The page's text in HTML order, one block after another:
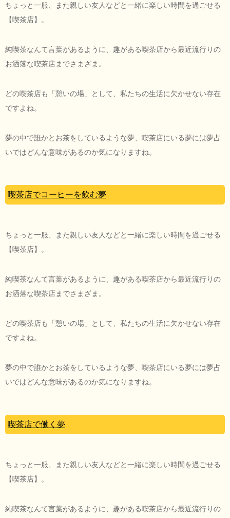
ちょっと一服、また親しい友人などと一緒に楽しい時間を過ごせる
【喫茶店】。
純喫茶なんて言葉があるように、趣がある喫茶店から最近流行りの
お洒落な喫茶店までさまざま。
どの喫茶店も「憩いの場」として、私たちの生活に欠かせない存在
ですよね。
夢の中で誰かとお茶をしているような夢、喫茶店にいる夢には夢占
いではどんな意味があるのか気になりますね。
喫茶店でコーヒーを飲む夢
ちょっと一服、また親しい友人などと一緒に楽しい時間を過ごせる
【喫茶店】。
純喫茶なんて言葉があるように、趣がある喫茶店から最近流行りの
お洒落な喫茶店までさまざま。
どの喫茶店も「憩いの場」として、私たちの生活に欠かせない存在
ですよね。
夢の中で誰かとお茶をしているような夢、喫茶店にいる夢には夢占
いではどんな意味があるのか気になりますね。
喫茶店で働く夢
ちょっと一服、また親しい友人などと一緒に楽しい時間を過ごせる
【喫茶店】。
純喫茶なんて言葉があるように、趣がある喫茶店から最近流行りの